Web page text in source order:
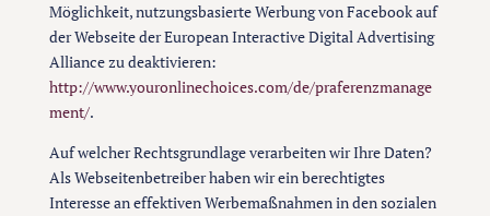
Möglichkeit, nutzungsbasierte Werbung von Facebook auf
der Webseite der European Interactive Digital Advertising
Alliance zu deaktivieren:
http://www.youronlinechoices.com/de/praferenzmanage
ment/.
Auf welcher Rechtsgrundlage verarbeiten wir Ihre Daten?
Als Webseitenbetreiber haben wir ein berechtigtes
Interesse an effektiven Werbemaßnahmen in den sozialen